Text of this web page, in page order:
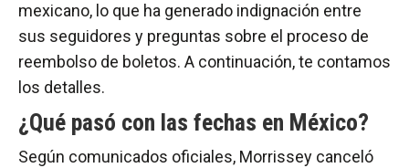
mexicano, lo que ha generado indignación entre
sus seguidores y preguntas sobre el proceso de
reembolso de boletos. A continuación, te contamos
los detalles.
¿Qué pasó con las fechas en México?
Según comunicados oficiales, Morrissey canceló